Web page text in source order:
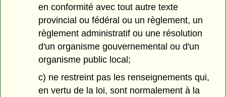
en conformité avec tout autre texte
provincial ou fédéral ou un règlement, un
règlement administratif ou une résolution
d'un organisme gouvernemental ou d'un
organisme public local;
c) ne restreint pas les renseignements qui,
en vertu de la loi, sont normalement à la